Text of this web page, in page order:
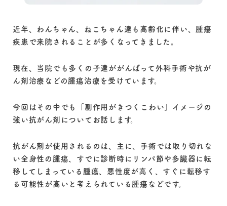
近年、わんちゃん、ねこちゃん達も高齢化に伴い、腫瘍
疾患で来院されることが多くなってきました。
現在、当院でも多くの子達ががんばって外科手術や抗が
ん剤治療などの腫瘍治療を受けています。
今回はその中でも「副作用がきつくこわい」イメージの
強い抗がん剤についてお話します。
抗がん剤が使用されるのは、主に、手術では取り切れな
い全身性の腫瘍、すでに診断時にリンパ節や多臓器に転
移してしまっている腫瘍、悪性度が高く、すぐに転移す
る可能性が高いと考えられている腫瘍などです。